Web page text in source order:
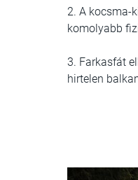
2. A kocsma-
komolyabb
3. Farkasfát
hirtelen